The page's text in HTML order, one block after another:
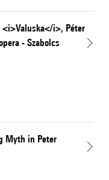
i>, Péter
- Szabolcs
Myth in Peter